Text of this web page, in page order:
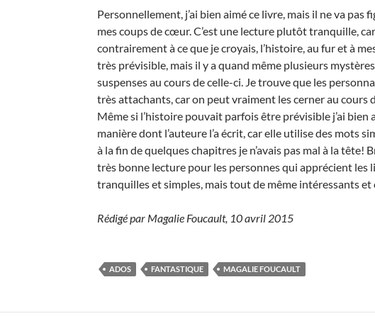
Personnellement, j’ai bien aimé ce livre, mais il ne va pas
mes coups de cœur. C’est une lecture plutôt tranquille, car
contrairement à ce que je croyais, l’histoire, au fur et à
très prévisible, mais il y a quand même plusieurs
suspenses au cours de celle-ci. Je trouve que les
très attachants, car on peut vraiment les cerner au cours
Même si l’histoire pouvait parfois être prévisible j’ai bien
manière dont l’auteure l’a écrit, car elle utilise des mots
à la fin de quelques chapitres je n’avais pas mal à la tête!
très bonne lecture pour les personnes qui apprécient les
tranquilles et simples, mais tout de même intéressants
Rédigé par Magalie Foucault, 10 avril 2015
ADOS FANTASTIQUE MAGALIE FOUCAULT